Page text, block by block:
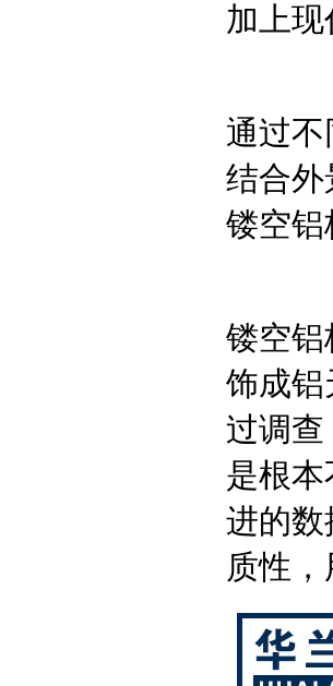
加上
通过
结合外
镂空铝
镂空铝
饰成铝
过调查
是根
进的数
质性